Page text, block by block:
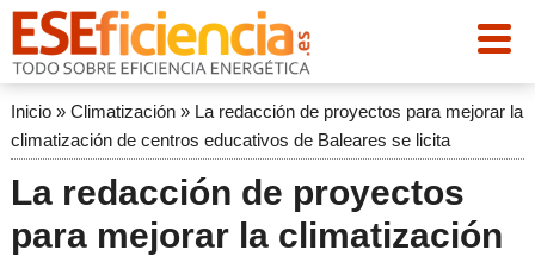
Inicio» Climatización» La redacción de proyectos para mejorar la
climatización de centros educativos de Baleares se licita
La redacción de proyectos
para mejorar la climatización